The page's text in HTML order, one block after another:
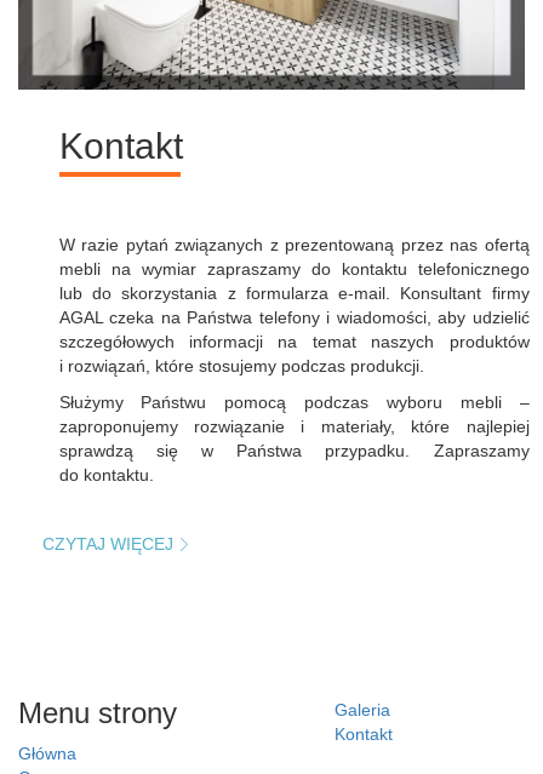
Kontakt
W razie pytań związanych z prezentowaną przez nas ofertą
mebli na wymiar zapraszamy do kontaktu telefonicznego
lub do skorzystania z formularza e-mail. Konsultant firmy
AGAL czeka na Państwa telefony i wiadomości, aby udzielić
szczegółowych informacji na temat naszych produktów
i rozwiązań, które stosujemy podczas produkcji.
Służymy Państwu pomocą podczas wyboru mebli –
zaproponujemy rozwiązanie i materiały, które najlepiej
sprawdzą się w Państwa przypadku. Zapraszamy
do kontaktu.
CZYTAJ WIĘCEJ
Menu strony
Główna
Galeria
Kontakt